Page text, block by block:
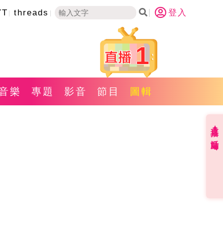
threads 登入
1
樂 專題 影音 節目 圖輯
直播✦活動